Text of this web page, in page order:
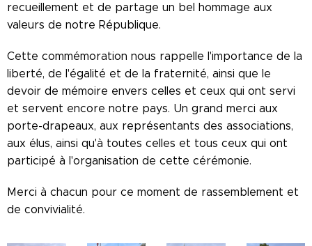
recueillement et de partage un bel hommage aux
valeurs de notre République.
Cette commémoration nous rappelle l'importance de la
liberté, de l'égalité et de la fraternité, ainsi que le
devoir de mémoire envers celles et ceux qui ont servi
et servent encore notre pays. Un grand merci aux
porte-drapeaux, aux représentants des associations,
aux élus, ainsi qu'à toutes celles et tous ceux qui ont
participé à l'organisation de cette cérémonie.
Merci à chacun pour ce moment de rassemblement et
de convivialité.